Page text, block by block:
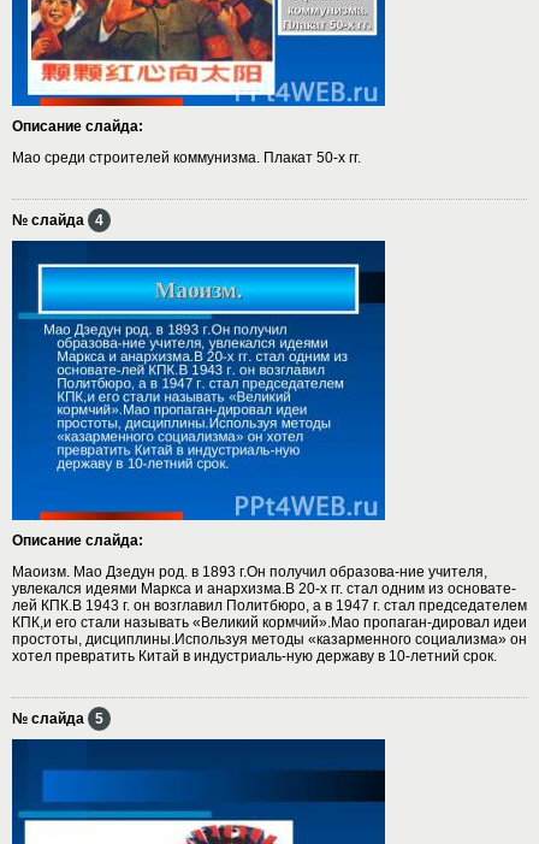
Описание слайда:
Мао среди строителей коммунизма. Плакат 50-х гг.
№ слайда 4
Описание слайда:
Маоизм. Мао Дзедун род. в 1893 г.Он получил образова-ние учителя,
увлекался идеями Маркса и анархизма.В 20-х гг. стал одним из основате-
лей КПК.В 1943 г. он возглавил Политбюро, а в 1947 г. стал председателем
КПК,и его стали называть «Великий кормчий».Мао пропаган-дировал идеи
простоты, дисциплины.Используя методы «казарменного социализма» он
хотел превратить Китай в индустриаль-ную державу в 10-летний срок.
№ слайда 5